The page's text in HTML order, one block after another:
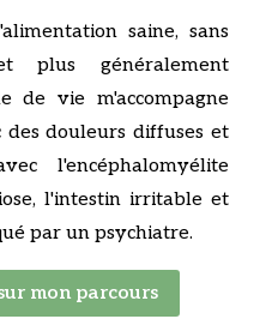
saine, sans
plus généralement
de vie m'accompagne
douleurs diffuses et
l'encéphalomyélite
l'intestin irritable et
par un psychiatre.
mon parcours